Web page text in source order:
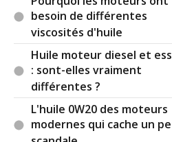
par le moteur : surveiller la
Les huiles de boîte
dégradation, bien sûr bien
contaminations externes
défaillance des bouchons ou
Toutefois les boîtes
des embrayages dont
qui peuvent abraser les
besoin de différentes
viscosités d'huile
Huile moteur diesel et
: sont-elles vraiment
différentes ?
L'huile 0W20 des moteurs
modernes qui cache un